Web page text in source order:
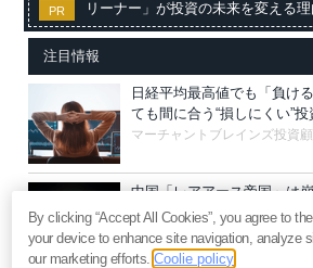
PR
リーナー」が投資の未来を変える理
注目情報
日経平均最高値でも「負け
ても間に合う“損しにくい”
マーチャントブレインズ投資顧
中国「レアアース帝国」は
化学的精錬法が世界を制す
By clicking “Accept All Cookies”, you agree to
your device to enhance site navigation, analyze
our marketing efforts.Coolie policy